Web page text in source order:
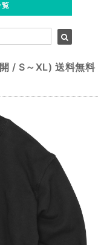
覧
/ S～XL) 送料無料